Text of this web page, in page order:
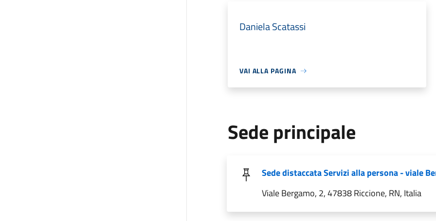
Daniela Scatassi
VAI ALLA PAGINA
Sede principale
Sede distaccata Servizi alla persona - viale
Viale Bergamo, 2, 47838 Riccione, RN, Italia